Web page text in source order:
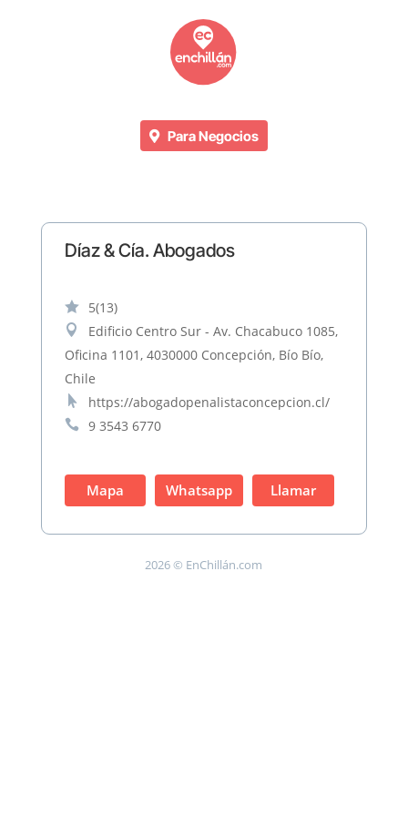
Para Negocios
Díaz & Cía. Abogados
 5(13)

Edificio Centro Sur - Av. Chacabuco 1085,
Oficina 1101, 4030000 Concepción, Bío Bío,
Chile
 https://abogadopenalistaconcepcion.cl/
 9 3543 6770
Mapa Whatsapp Llamar
2026 © EnChillán.com